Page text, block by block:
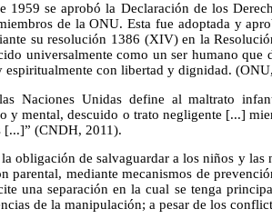
1959 se aprobó la Declaración de los
de la ONU. Esta fue adoptada y
su resolución 1386 (XIV) en la
universalmente como un ser humano que
espiritualmente con libertad y dignidad.
Naciones Unidas define al maltrato
y mental, descuido o trato negligente [...]
[...]” (CNDH, 2011).
obligación de salvaguardar a los niños y las
parental, mediante mecanismos de
una separación en la cual se tenga
de la manipulación; a pesar de los